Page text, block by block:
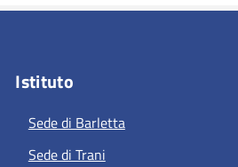
Istituto
Sede di Barletta
Sede di Trani